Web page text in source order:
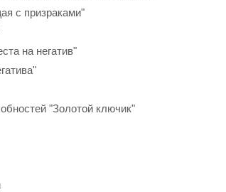
с призраками"
на негатив"
"Золотой ключик"